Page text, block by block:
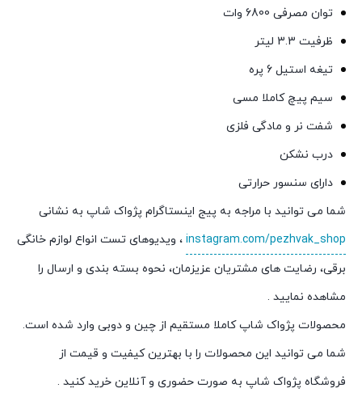
توان مصرفی 6800 وات
ظرفیت 3.3 لیتر
تیغه استیل 6 پره
سیم پیچ کاملا مسی
شفت نر و مادگی فلزی
درب نشکن
دارای سنسور حرارتی
شما می توانید با مراجه به پیج اینستاگرام پژواک شاپ به نشانی
instagram.com/pezhvak_shop ، ویدیوهای تست انواع لوازم خانگی
برقی، رضایت های مشتریان عزیزمان، نحوه بسته بندی و ارسال را
مشاهده نمایید .
محصولات پژواک شاپ کاملا مستقیم از چین و دوبی وارد شده است.
شما می توانید این محصولات را با بهترین کیفیت و قیمت از
فروشگاه پژواک شاپ به صورت حضوری و آنلاین خرید کنید .